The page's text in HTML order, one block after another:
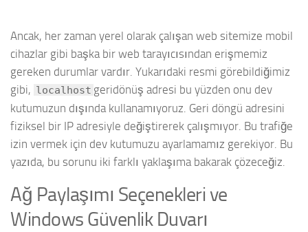
Ancak, her zaman yerel olarak çalışan web sitemize mobil
cihazlar gibi başka bir web tarayıcısından erişmemiz
gereken durumlar vardır. Yukarıdaki resmi görebildiğimiz
gibi, localhost geridönüş adresi bu yüzden onu dev
kutumuzun dışında kullanamıyoruz. Geri döngü adresini
fiziksel bir IP adresiyle değiştirerek çalışmıyor. Bu trafiğe
izin vermek için dev kutumuzu ayarlamamız gerekiyor. Bu
yazıda, bu sorunu iki farklı yaklaşıma bakarak çözeceğiz.
Ağ Paylaşımı Seçenekleri ve
Windows Güvenlik Duvarı